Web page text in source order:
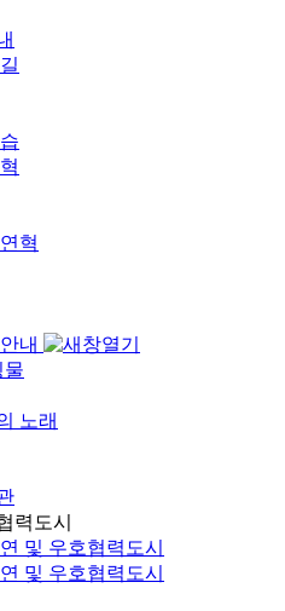
혁
내
물
노래
력도시
및 우호협력도시
및 우호협력도시